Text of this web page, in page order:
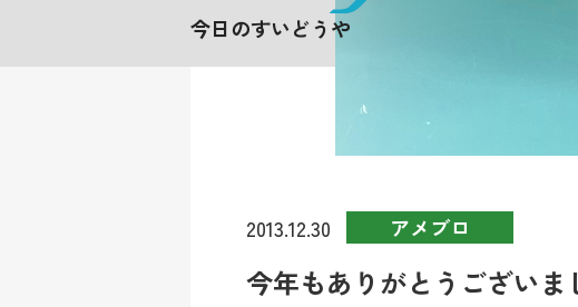
今日のすいどうや
2013.12.30 アメブロ
今年もありがとうございま